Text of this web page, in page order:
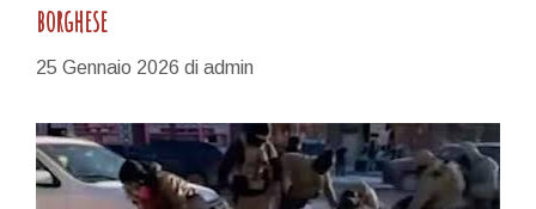
borghese
25 Gennaio 2026 di admin